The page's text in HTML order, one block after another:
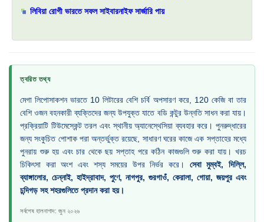
লিবিয়া রোগী ভারতে সফল সাইবারনাইফ সার্জারি পায়
ত্বরিত তথ্য
মেগা লিপোসাকশন ভারতে 10 লিটারের বেশি চর্বি অপসারণ করে, 120 কেজি বা তার
বেশি ওজন বহনকারী ব্যক্তিদের জন্য উপযুক্ত যাতে বডি কন্টুর উন্নতি সাধন করা যায়।
প্রক্রিয়াটি টিউমেস্কেন্ট তরল এবং স্থানীয় অ্যানেস্থেসিয়া ব্যবহার করে। পুনরুদ্ধারের
জন্য সংকুচিত পোশাক পরা অন্তর্ভুক্ত রয়েছে, সাধারণ ঘরের কাজে এক সপ্তাহের মধ্যে
পুনরায় শুরু হয় এবং চার থেকে ছয় সপ্তাহ পরে কঠিন কাজগুলি শুরু করা যায়। খরচ
চিকিৎসা করা অংশ এবং শস্য সময়ের উপর নির্ভর করে। সেবা মুম্বই, দিল্লি,
ব্যাঙ্গালোর, চেন্নাই, হাইদ্রাবাদ, পুণে, নাগপুর, গুরগাওঁ, কেরালা, গোয়া, জয়পুর এবং
চন্দিগড় সহ শহরগুলিতে প্রদান করা হয়।
সর্বশেষ হালনাগাদ: জুন ২০২৬